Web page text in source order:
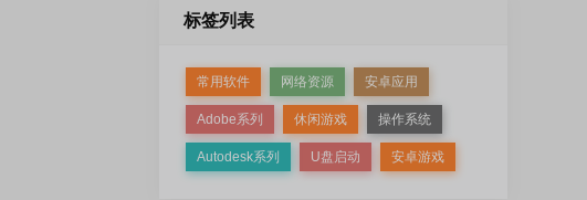
标签列表
常用软件 网络资源 安卓应用
Adobe系列 休闲游戏 操作系统
Autodesk系列 U盘启动 安卓游戏